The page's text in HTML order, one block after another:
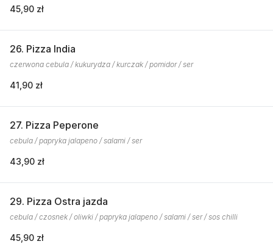
45,90 zł
26. Pizza India
czerwona cebula / kukurydza / kurczak / pomidor / ser
41,90 zł
27. Pizza Peperone
cebula / papryka jalapeno / salami / ser
43,90 zł
29. Pizza Ostra jazda
cebula / czosnek / oliwki / papryka jalapeno / salami / ser / sos chilli
45,90 zł